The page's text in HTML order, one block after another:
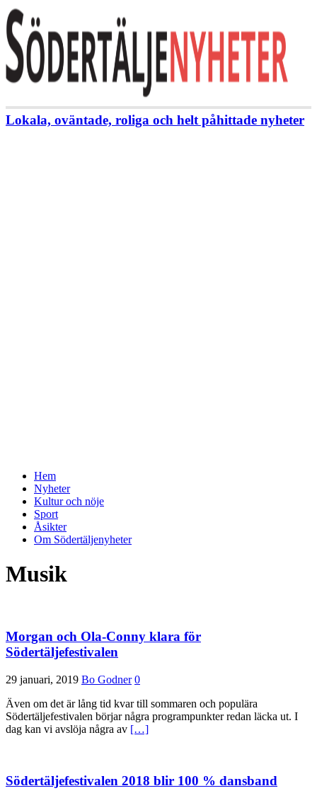
Lokala, oväntade, roliga och helt påhittade nyheter
Hem
Nyheter
Kultur och nöje
Sport
Åsikter
Om Södertäljenyheter
Musik
Morgan och Ola-Conny klara för
Södertäljefestivalen
29 januari, 2019 Bo Godner 0
Även om det är lång tid kvar till sommaren och populära
Södertäljefestivalen börjar några programpunkter redan läcka ut. I
dag kan vi avslöja några av […]
Södertäljefestivalen 2018 blir 100 % dansband